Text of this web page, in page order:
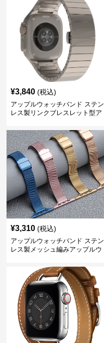
¥3,840 (税込)
アップルウォッチバンド ステン
レス製リンクブレスレット型ア
¥3,310 (税込)
アップルウォッチバンド ステン
レス製メッシュ編みアップルウ